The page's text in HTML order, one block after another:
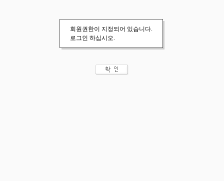
회원권한이 지정되어 있습니다.
로그인 하십시오.